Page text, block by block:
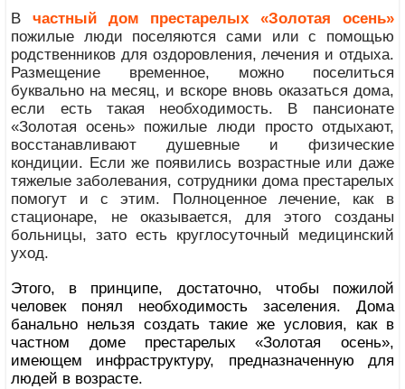
Вчастный дом престарелых «Золотая осень»
пожилые люди поселяются сами или с помощью
родственников для оздоровления, лечения и отдыха.
Размещение временное, можно поселиться
буквально на месяц, и вскоре вновь оказаться дома,
если есть такая необходимость. В пансионате
«Золотая осень» пожилые люди просто отдыхают,
восстанавливают душевные и физические
кондиции. Если же появились возрастные или даже
тяжелые заболевания, сотрудники дома престарелых
помогут и с этим. Полноценное лечение, как в
стационаре, не оказывается, для этого созданы
больницы, зато есть круглосуточный медицинский
уход.
Этого, в принципе, достаточно, чтобы пожилой
человек понял необходимость заселения. Дома
банально нельзя создать такие же условия, как в
частном доме престарелых «Золотая осень»,
имеющем инфраструктуру, предназначенную для
людей в возрасте.